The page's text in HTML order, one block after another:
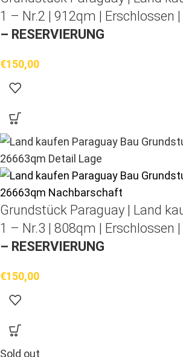
1 – Nr.2 | 912qm | Erschlossen |
– RESERVIERUNG
€150,00
Grundstück Paraguay | Land
1 – Nr.3 | 808qm | Erschlossen |
– RESERVIERUNG
€150,00
Sold out